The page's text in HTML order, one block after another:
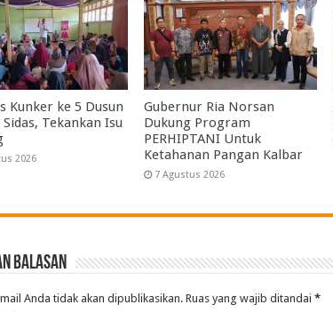
Kunker ke 5 Dusun
Tekankan Isu
2026
Gubernur Ria Norsan
Dukung Program
PERHIPTANI Untuk
Ketahanan Pangan Kalbar
7 Agustus 2026
Balasan
Anda tidak akan dipublikasikan. Ruas yang wajib ditandai *